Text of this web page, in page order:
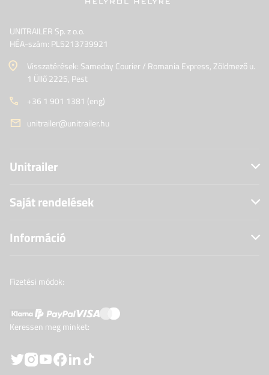
UNITRAILER Sp. z o.o.
HÉA-szám: PL5213739921
Visszatérések: Sameday Courier / Romania Express, Zöldmező u.
1 Üllő 2225, Pest
+36 1 901 1381 (eng)
unitrailer@unitrailer.hu
Unitrailer
Saját rendelések
Információ
Fizetési módok:
Keressen meg minket: